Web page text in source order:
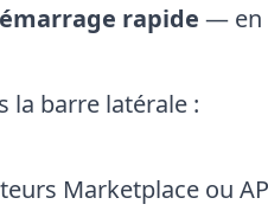
rapide — en
la barre latérale :
Marketplace ou